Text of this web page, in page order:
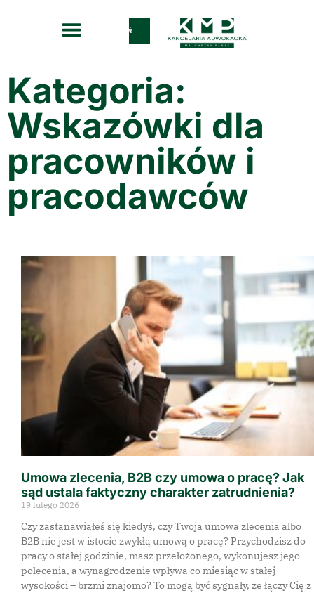
Zadzwoń
Kategoria:
Wskazówki dla
pracowników i
pracodawców
Umowa zlecenia, B2B czy umowa o pracę? Jak
sąd ustala faktyczny charakter zatrudnienia?
19 lutego 2026
Czy zastanawiałeś się kiedyś, czy Twoja umowa zlecenia albo
B2B nie jest w istocie zwykłą umową o pracę? Przychodzisz do
pracy o stałej godzinie, masz przełożonego, wykonujesz jego
polecenia, a wynagrodzenie wpływa co miesiąc w stałej
wysokości – brzmi znajomo? To mogą być sygnały, że łączy Cię z